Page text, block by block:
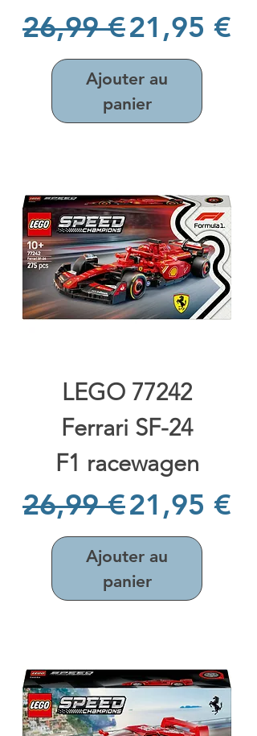
Prix original
26,99 €Prix
21,95 €
Ajouter au
panier
LEGO 77242
Ferrari SF-24
F1 racewagen
Prix original
26,99 €Prix
21,95 €
Ajouter au
panier